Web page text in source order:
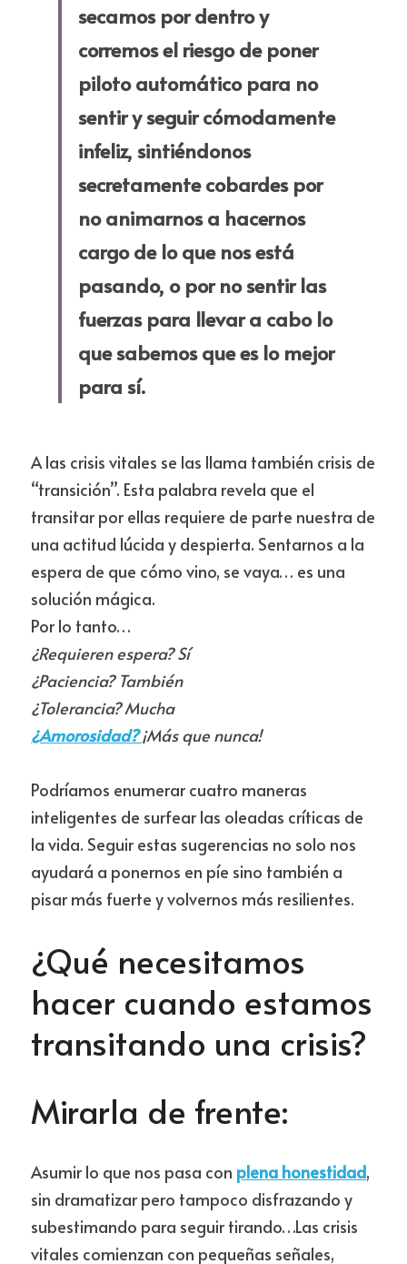
secamos por dentro y
corremos el riesgo de poner
piloto automático para no
sentir y seguir cómodamente
infeliz, sintiéndonos
secretamente cobardes por
no animarnos a hacernos
cargo de lo que nos está
pasando, o por no sentir las
fuerzas para llevar a cabo lo
que sabemos que es lo mejor
para sí.​
A las crisis vitales se las llama también crisis de
“transición”. Esta palabra revela que el
transitar por ellas requiere de parte nuestra de
una actitud lúcida y despierta. Sentarnos a la
espera de que cómo vino, se vaya… es una
solución mágica.
Por lo tanto…
¿Requieren espera? Sí
¿Paciencia? También
¿Tolerancia? Mucha
¿Amorosidad? ¡Más que nunca!
Podríamos enumerar cuatro maneras
inteligentes de surfear las oleadas críticas de
la vida. Seguir estas sugerencias no solo nos
ayudará a ponernos en píe sino también a
pisar más fuerte y volvernos más resilientes.
¿Qué necesitamos
hacer cuando estamos
transitando una crisis?
Mirarla de frente:
Asumir lo que nos pasa con plena honestidad,
sin dramatizar pero tampoco disfrazando y
subestimando para seguir tirando…Las crisis
vitales comienzan con pequeñas señales,